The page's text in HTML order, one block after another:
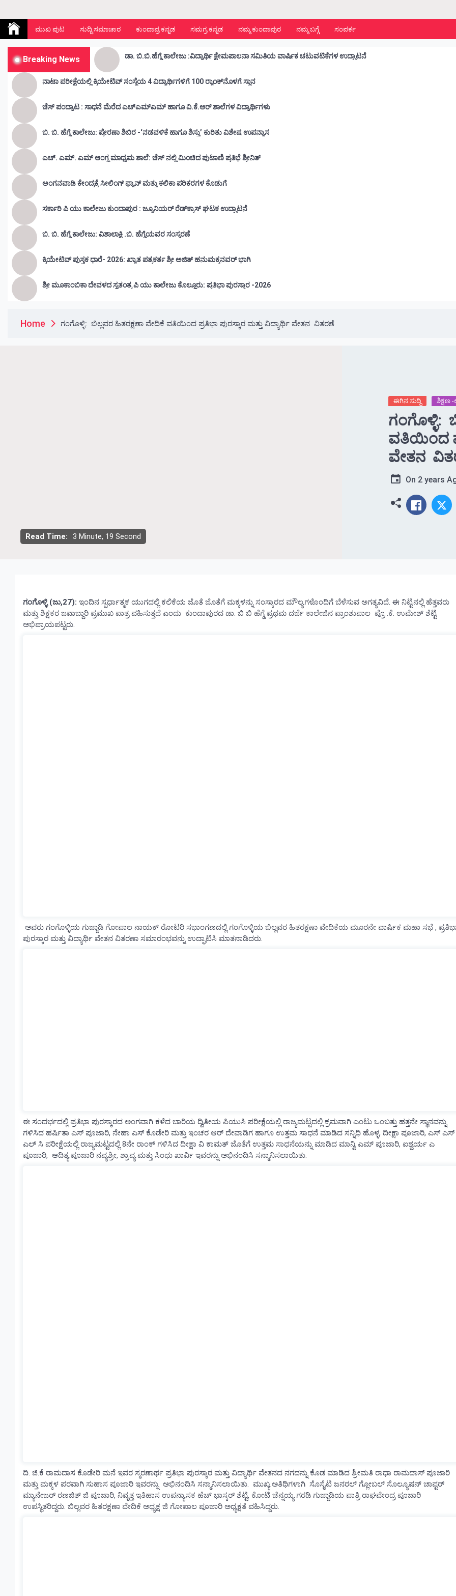
Kunda Vahini – ಕುಂದ ವಾಹಿನಿ
ಮುಖ ಪುಟ ಸುದ್ದಿ ಸಮಾಚಾರ ಕುಂದಾಪ್ರ ಕನ್ನಡ ಸಮಗ್ರ ಕನ್ನಡ ನಮ್ಮ ಕುಂದಾಪುರ ನಮ್ಮ ಬಗ್ಗೆ ಸಂಪರ್ಕ
Breaking News ಡಾ. ಬಿ.ಬಿ.ಹೆಗ್ಡೆ ಕಾಲೇಜು :ವಿದ್ಯಾರ್ಥಿ ಕ್ಷೇಮಪಾಲನಾ ಸಮಿತಿಯ ವಾರ್ಷಿಕ ಚಟುವಟಿಕೆಗಳ ಉದ್ಘಾಟನೆ
ನಾಟಾ ಪರೀಕ್ಷೆಯಲ್ಲಿ ಕ್ರಿಯೇಟಿವ್ ಸಂಸ್ಥೆಯ 4 ವಿದ್ಯಾರ್ಥಿಗಳಿಗೆ 100 ರ‍್ಯಾಂಕ್‌ನೊಳಗೆ ಸ್ಥಾನ
ಚೆಸ್ ಪಂದ್ಯಾಟ : ಸಾಧನೆ ಮೆರೆದ ಎಚ್ಎಮ್ಎಮ್ ಹಾಗೂ ವಿ.ಕೆ.ಆರ್ ಶಾಲೆಗಳ ವಿದ್ಯಾರ್ಥಿಗಳು
ಬಿ. ಬಿ. ಹೆಗ್ಡೆ ಕಾಲೇಜು: ಪ್ರೇರಣಾ ಶಿಬಿರ -‘ನಡವಳಿಕೆ ಹಾಗೂ ಶಿಸ್ತು’ ಕುರಿತು ವಿಶೇಷ ಉಪನ್ಯಾಸ
ಎಚ್. ಎಮ್. ಎಮ್ ಆಂಗ್ಲ ಮಾಧ್ಯಮ ಶಾಲೆ: ಚೆಸ್ ನಲ್ಲಿ ಮಿಂಚಿದ ಪುಟಾಣಿ ಪ್ರತಿಭೆ ಶ್ರೀನಿತ್
ಅಂಗನವಾಡಿ ಕೇಂದ್ರಕ್ಕೆ ಸೀಲಿಂಗ್ ಫ್ಯಾನ್ ಮತ್ತು ಕಲಿಕಾ ಪರಿಕರಗಳ ಕೊಡುಗೆ
ಸರ್ಕಾರಿ ಪಿ ಯು ಕಾಲೇಜು ಕುಂದಾಪುರ : ಜ್ಯೂನಿಯರ್‌ ರೆಡ್‌ಕ್ರಾಸ್‌ ಘಟಕ ಉದ್ಘಾಟನೆ
ಬಿ. ಬಿ. ಹೆಗ್ಡೆ ಕಾಲೇಜು: ವಿಶಾಲಾಕ್ಷಿ .ಬಿ. ಹೆಗ್ಡೆಯವರ ಸಂಸ್ಮರಣೆ
ಕ್ರಿಯೇಟಿವ್ ಪುಸ್ತಕ ಧಾರೆ- 2026: ಖ್ಯಾತ ಪತ್ರಕರ್ತ ಶ್ರೀ ಅಜಿತ್ ಹನುಮಕ್ಕನವರ್ ಭಾಗಿ
ಶ್ರೀ ಮೂಕಾಂಬಿಕಾ ದೇವಳದ ಸ್ವತಂತ್ರ ಪಿ ಯು ಕಾಲೇಜು ಕೊಲ್ಲೂರು: ಪ್ರತಿಭಾ ಪುರಸ್ಕಾರ -2026
Home ಗಂಗೊಳ್ಳಿ: ಬಿಲ್ಲವರ ಹಿತರಕ್ಷಣಾ ವೇದಿಕೆ ವತಿಯಿಂದ ಪ್ರತಿಭಾ ಪುರಸ್ಕಾರ ಮತ್ತು ವಿದ್ಯಾರ್ಥಿ ವೇತನ ವಿತರಣೆ
Read Time: 3 Minute, 19 Second
ಈಗಿನ ಸುದ್ದಿ ಶಿಕ್ಷಣ
ಗಂಗೊಳ್ಳಿ:
ವತಿಯಿಂದ
ವೇತನ
On 2 years
ಗಂಗೊಳ್ಳಿ (ಜು,27): ಇಂದಿನ ಸ್ಪರ್ಧಾತ್ಮಕ ಯುಗದಲ್ಲಿ ಕಲಿಕೆಯ ಜೊತೆ ಜೊತೆಗೆ ಮಕ್ಕಳನ್ನು ಸಂಸ್ಕಾರದ ಮೌಲ್ಯಗಳೊಂದಿಗೆ ಬೆಳೆಸುವ ಅಗತ್ಯವಿದೆ. ಈ ನಿಟ್ಟಿನಲ್ಲಿ ಹೆತ್ತವರು
ಮತ್ತು ಶಿಕ್ಷಕರ ಜವಾಬ್ದಾರಿ ಪ್ರಮುಖ ಪಾತ್ರ ವಹಿಸುತ್ತದೆ ಎಂದು ಕುಂದಾಪುರದ ಡಾ. ಬಿ ಬಿ ಹೆಗ್ಡೆ ಪ್ರಥಮ ದರ್ಜೆ ಕಾಲೇಜಿನ ಪ್ರಾಂಶುಪಾಲ ಪ್ರೊ .ಕೆ. ಉಮೇಶ್ ಶೆಟ್ಟಿ
ಅಭಿಪ್ರಾಯಪಟ್ಟರು.
ಅವರು ಗಂಗೊಳ್ಳಿಯ ಗುಜ್ಜಾಡಿ ಗೋಪಾಲ ನಾಯಕ್ ರೋಟರಿ ಸಭಾಂಗಣದಲ್ಲಿ ಗಂಗೊಳ್ಳಿಯ ಬಿಲ್ಲವರ ಹಿತರಕ್ಷಣಾ ವೇದಿಕೆಯ ಮೂರನೇ ವಾರ್ಷಿಕ ಮಹಾ ಸಭೆ ,
ಪುರಸ್ಕಾರ ಮತ್ತು ವಿದ್ಯಾರ್ಥಿ ವೇತನ ವಿತರಣಾ ಸಮಾರಂಭವನ್ನು ಉದ್ಘಾಟಿಸಿ ಮಾತನಾಡಿದರು.
ಈ ಸಂದರ್ಭದಲ್ಲಿ ಪ್ರತಿಭಾ ಪುರಸ್ಕಾರದ ಅಂಗವಾಗಿ ಕಳೆದ ಬಾರಿಯ ದ್ವಿತೀಯ ಪಿಯುಸಿ ಪರೀಕ್ಷೆಯಲ್ಲಿ ರಾಜ್ಯಮಟ್ಟದಲ್ಲಿ ಕ್ರಮವಾಗಿ ಎಂಟು ಒಂಬತ್ತು ಹತ್ತನೇ ಸ್ಥಾನವನ್ನು
ಗಳಿಸಿದ ಹರ್ಷಿತಾ ಎಸ್ ಪೂಜಾರಿ, ನೇಹಾ ಎಸ್ ಕೊಡೇರಿ ಮತ್ತು ಇಂಚರ ಆರ್ ದೇವಾಡಿಗ ಹಾಗೂ ಉತ್ತಮ ಸಾಧನೆ ಮಾಡಿದ ಸನ್ನಿಧಿ ಹೊಳ್ಳ, ದೀಕ್ಷಾ ಪೂಜಾರಿ, ಎಸ್ ಎಸ್
ಎಲ್ ಸಿ ಪರೀಕ್ಷೆಯಲ್ಲಿ ರಾಜ್ಯಮಟ್ಟದಲ್ಲಿ 8ನೇ ರಾಂಕ್ ಗಳಿಸಿದ ದೀಕ್ಷಾ ವಿ ಕಾಮತ್ ಜೊತೆಗೆ ಉತ್ತಮ ಸಾಧನೆಯನ್ನು ಮಾಡಿದ ಮಾನ್ವಿ ಎಮ್ ಪೂಜಾರಿ, ಐಶ್ವರ್ಯ ಎ
ಪೂಜಾರಿ, ಆದಿತ್ಯ ಪೂಜಾರಿ ನವ್ಯಶ್ರೀ, ಶ್ರಾವ್ಯ ಮತ್ತು ಸಿಂಧು ಖಾರ್ವಿ ಇವರನ್ನು ಅಭಿನಂದಿಸಿ ಸನ್ಮಾನಿಸಲಾಯಿತು.
ದಿ. ಜಿ.ಕೆ ರಾಮದಾಸ ಕೊಡೇರಿ ಮನೆ ಇವರ ಸ್ಮರಣಾರ್ಥ ಪ್ರತಿಭಾ ಪುರಸ್ಕಾರ ಮತ್ತು ವಿದ್ಯಾರ್ಥಿ ವೇತನದ ನಗದನ್ನು ಕೊಡ ಮಾಡಿದ ಶ್ರೀಮತಿ ರಾಧಾ ರಾಮದಾಸ್ ಪೂಜಾರಿ
ಮತ್ತು ಮಕ್ಕಳ ಪರವಾಗಿ ಸುಹಾಸ ಪೂಜಾರಿ ಇವರನ್ನು ಅಭಿನಂದಿಸಿ ಸನ್ಮಾನಿಸಲಾಯಿತು. ಮುಖ್ಯ ಅತಿಥಿಗಳಾಗಿ ಸೊಸೈಟಿ ಜನರಲ್ ಗ್ಲೋಬಲ್ ಸೊಲ್ಯೂಷನ್ ಚಾಪ್ಟರ್
ಮ್ಯಾನೇಜರ್ ರಣಜಿತ್ ಜಿ ಪೂಜಾರಿ, ನಿವೃತ್ತ ಇತಿಹಾಸ ಉಪನ್ಯಾಸಕ ಹೆಚ್ ಭಾಸ್ಕರ್ ಶೆಟ್ಟಿ, ಕೋಟಿ ಚೆನ್ನಯ್ಯ ಗರಡಿ ಗುಜ್ಜಾಡಿಯ ಪಾತ್ರಿ ರಾಘವೇಂದ್ರ ಪೂಜಾರಿ
ಉಪಸ್ಥಿತರಿದ್ದರು. ಬಿಲ್ಲವರ ಹಿತರಕ್ಷಣಾ ವೇದಿಕೆ ಅಧ್ಯಕ್ಷ ಜಿ ಗೋಪಾಲ ಪೂಜಾರಿ ಅಧ್ಯಕ್ಷತೆ ವಹಿಸಿದ್ದರು.